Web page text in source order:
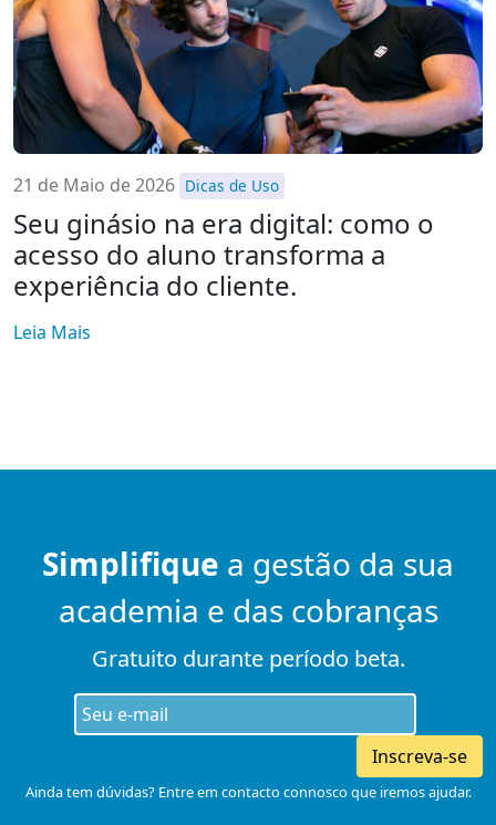
21 de Maio de 2026 Dicas de Uso
Seu ginásio na era digital: como o
acesso do aluno transforma a
experiência do cliente.
Leia Mais
Simplifique a gestão da sua
academia e das cobranças
Gratuito durante período beta.
Inscreva-se
Ainda tem dúvidas? Entre em contacto connosco que iremos ajudar.